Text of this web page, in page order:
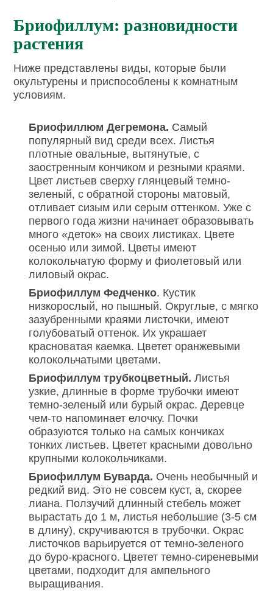
Бриофиллум: разновидности
растения
Ниже представлены виды, которые были
окультурены и приспособлены к комнатным
условиям.
Бриофиллюм Дегремона. Самый
популярный вид среди всех. Листья
плотные овальные, вытянутые, с
заостренным кончиком и резными краями.
Цвет листьев сверху глянцевый темно-
зеленый, с обратной стороны матовый,
отливает сизым или серым оттенком. Уже с
первого года жизни начинает образовывать
много «деток» на своих листиках. Цвете
осенью или зимой. Цветы имеют
колокольчатую форму и фиолетовый или
лиловый окрас.
Бриофиллум Федченко. Кустик
низкорослый, но пышный. Округлые, с мягко
зазубренными краями листочки, имеют
голубоватый оттенок. Их украшает
красноватая каемка. Цветет оранжевыми
колокольчатыми цветами.
Бриофиллум трубкоцветный. Листья
узкие, длинные в форме трубочки имеют
темно-зеленый или бурый окрас. Деревце
чем-то напоминает елочку. Почки
образуются только на самых кончиках
тонких листьев. Цветет красными довольно
крупными колокольчиками.
Бриофиллум Буварда. Очень необычный и
редкий вид. Это не совсем куст, а, скорее
лиана. Ползучий длинный стебель может
вырастать до 1 м, листья небольшие (3-5 см
в длину), скручиваются в трубочки. Окрас
листочков варьируется от темно-зеленого
до буро-красного. Цветет темно-сиреневыми
цветами, подходит для ампельного
выращивания.